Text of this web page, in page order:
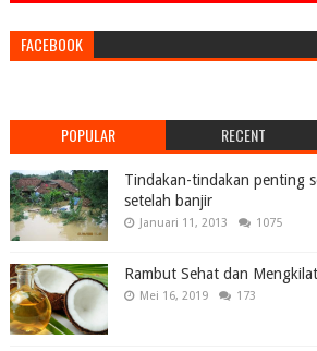
FACEBOOK
POPULAR RECENT
Tindakan-tindakan penting
setelah banjir
Januari 11, 2013 1075
Rambut Sehat dan
Mei 16, 2019 173